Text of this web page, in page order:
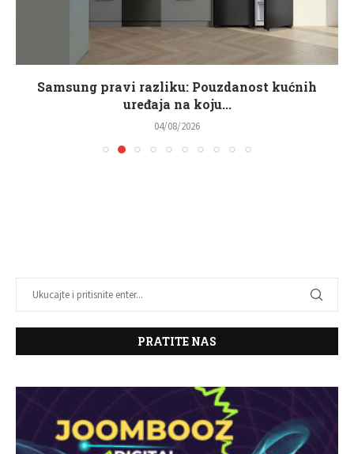
Samsung pravi razliku: Pouzdanost kućnih
uređaja na koju...
04/08/2026
PRATITE NAS